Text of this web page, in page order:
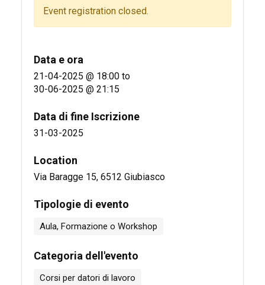
Event registration closed.
Data e ora
21-04-2025 @ 18:00 to
30-06-2025 @ 21:15
Data di fine Iscrizione
31-03-2025
Location
Via Baragge 15, 6512 Giubiasco
Tipologie di evento
Aula, Formazione o Workshop
Categoria dell'evento
Corsi per datori di lavoro